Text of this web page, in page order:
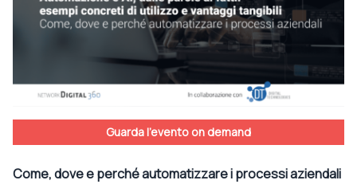
Guarda l'evento on demand
Come, dove e perché automatizzare i processi aziendali